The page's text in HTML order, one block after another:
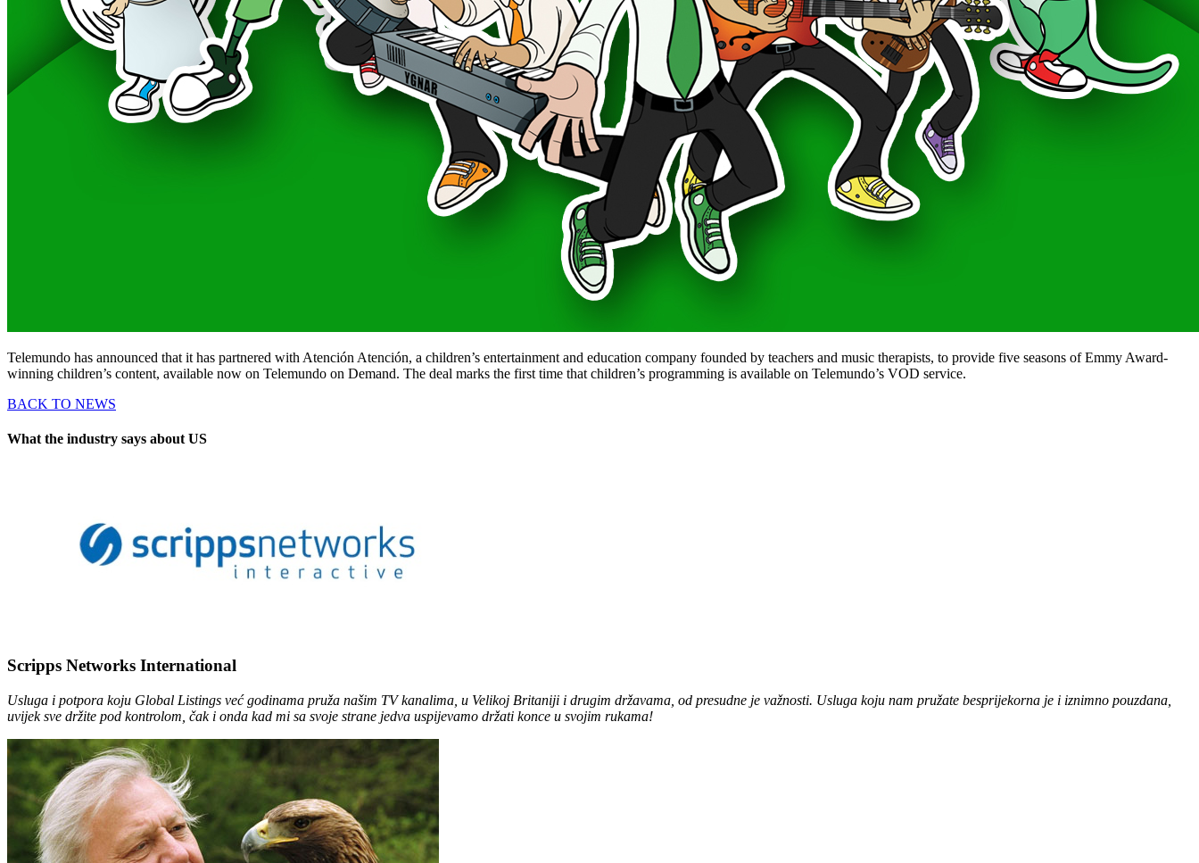
Telemundo has announced that it has partnered with Atención Atención, a children’s entertainment and education company founded by teachers and music therapists, to provide five seasons of Emmy Award-
winning children’s content, available now on Telemundo on Demand. The deal marks the first time that children’s programming is available on Telemundo’s VOD service.
BACK TO NEWS
What the industry says about US
Scripps Networks International
Usluga i potpora koju Global Listings već godinama pruža našim TV kanalima, u Velikoj Britaniji i drugim državama, od presudne je važnosti. Usluga koju nam pružate besprijekorna je i iznimno pouzdana,
uvijek sve držite pod kontrolom, čak i onda kad mi sa svoje strane jedva uspijevamo držati konce u svojim rukama!